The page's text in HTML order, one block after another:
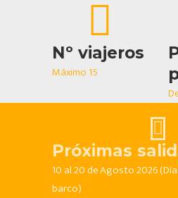
Nº viajeros
Máximo 15
Próximas
10 al 20 de Agosto 2026
barco)